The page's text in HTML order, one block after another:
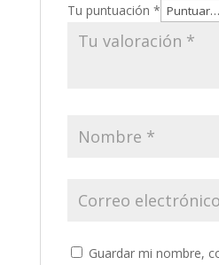
Tu puntuación *
Guardar mi nombre,